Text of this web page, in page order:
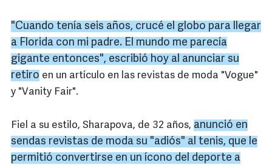
"Cuando tenía seis años, crucé el globo para llegar
a Florida con mi padre. El mundo me parecía
gigante entonces", escribió hoy al anunciar su
retiro en un artículo en las revistas de moda "Vogue"
y "Vanity Fair".
Fiel a su estilo, Sharapova, de 32 años, anunció en
sendas revistas de moda su "adiós" al tenis, que le
permitió convertirse en un ícono del deporte a